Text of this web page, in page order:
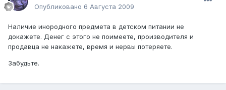
Опубликовано 6 Августа 2009
Наличие инородного предмета в детском питании не
докажете. Денег с этого не поимеете, производителя и
продавца не накажете, время и нервы потеряете.
Забудьте.